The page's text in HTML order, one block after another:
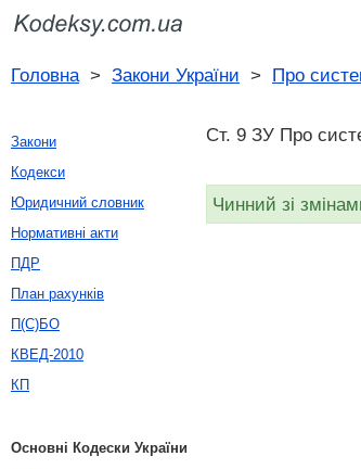
Головна> Закони України > Про
Ст. 9 ЗУ Про
Чинний зі
Закони
Кодекси
Юридичний словник
Нормативні акти
ПДР
План рахунків
П(С)БО
КВЕД-2010
КП
Основні Кодески України